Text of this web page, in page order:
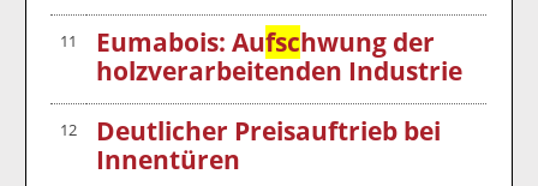
11 Eumabois: Aufschwung der
holzverarbeitenden Industrie
12
Deutlicher Preisauftrieb bei
Innentüren